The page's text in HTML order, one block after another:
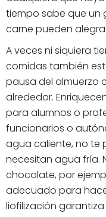
tiempo sabe que un
carne pueden
A veces ni siquiera
comidas también
pausa del almuerzo
alrededor.
para alumnos o
funcionarios o
agua caliente, no te
necesitan agua fría.
chocolate, por
adecuado para
liofilización